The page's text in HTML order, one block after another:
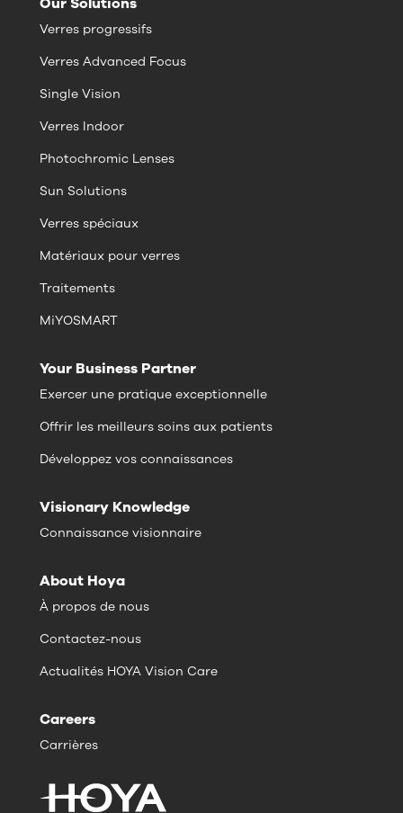
Verres progressifs
Verres Advanced Focus
Single Vision
Verres Indoor
Photochromic Lenses
Sun Solutions
Verres spéciaux
Matériaux pour verres
Traitements
MiYOSMART
Your Business Partner
Exercer une pratique exceptionnelle
Offrir les meilleurs soins aux patients
Développez vos connaissances
Visionary Knowledge
Connaissance visionnaire
About Hoya
À propos de nous
Contactez-nous
Actualités HOYA Vision Care
Careers
Carrières